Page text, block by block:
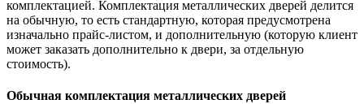
комплектацией. Комплектация металлических дверей делится
на обычную, то есть стандартную, которая предусмотрена
изначально прайс-листом, и дополнительную (которую клиент
может заказать дополнительно к двери, за отдельную
стоимость).
Обычная комплектация металлических дверей